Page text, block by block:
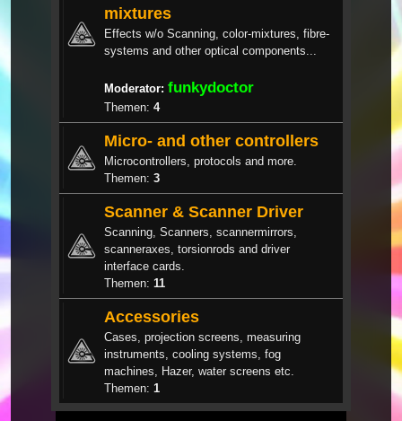
mixtures
Effects w/o Scanning, color-mixtures, fibre-
systems and other optical components...
Moderator: funkydoctor
Themen: 4
Micro- and other controllers
Microcontrollers, protocols and more.
Themen: 3
Scanner & Scanner Driver
Scanning, Scanners, scannermirrors,
scanneraxes, torsionrods and driver
interface cards.
Themen: 11
Accessories
Cases, projection screens, measuring
instruments, cooling systems, fog
machines, Hazer, water screens etc.
Themen: 1